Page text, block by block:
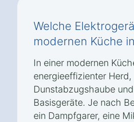
Welche
modernen Küche
In einer modernen
energieeffizienter
Dunstabzugshaube
Basisgeräte. Je nach
ein Dampfgarer, eine